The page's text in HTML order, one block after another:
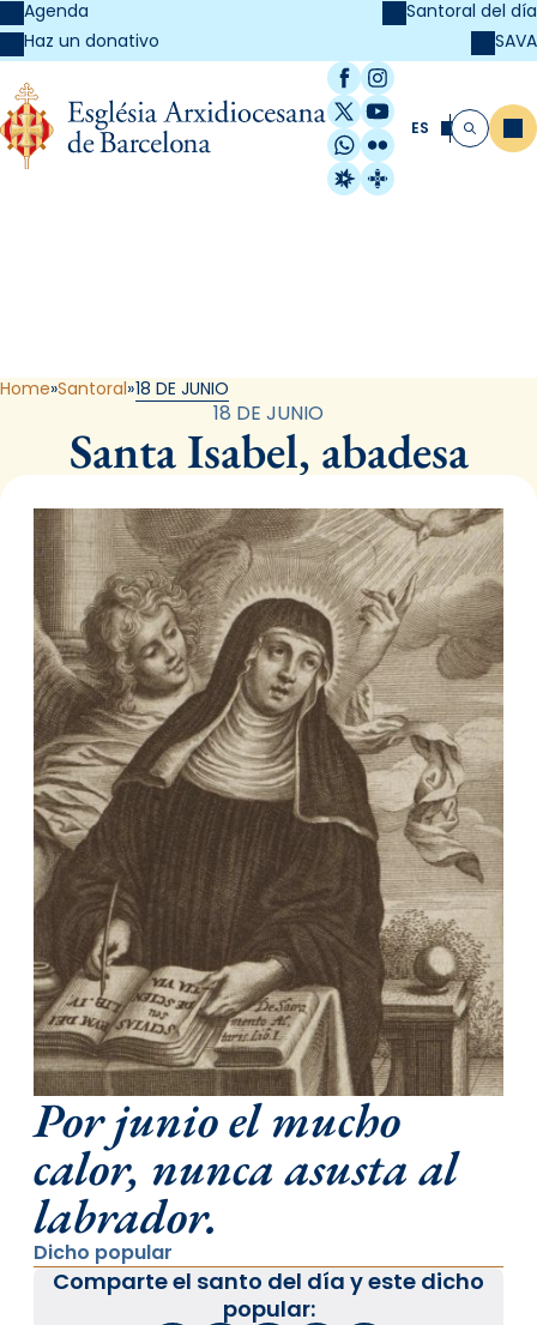
Agenda
Haz un donativo
Santoral del día
SAVA
Facebook
Instagram
X / Twitter
YouTube
WhatsApp
Flickr
Radio Estel
Catalunya
ES Buscar
Home Santoral 18 DE JUNIO
18 DE JUNIO
Santa Isabel, abadesa
Por junio el mucho
calor, nunca asusta al
labrador.
Dicho popular
Comparte el santo del día y este dicho
popular: